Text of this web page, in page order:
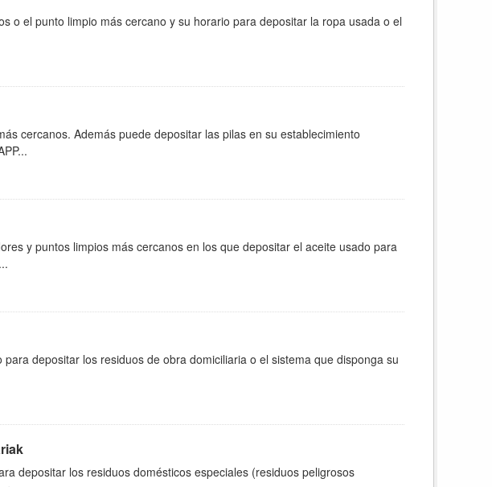
o el punto limpio más cercano y su horario para depositar la ropa usada o el
cercanos. Además puede depositar las pilas en su establecimiento
y puntos limpios más cercanos en los que depositar el aceite usado para
depositar los residuos de obra domiciliaria o el sistema que disponga su
depositar los residuos domésticos especiales (residuos peligrosos